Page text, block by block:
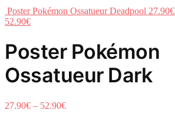
Poster Pokémon Ossatueur Deadpool 27.90€
52.90€
Poster Pokémon
Ossatueur Dark
27.90€ – 52.90€